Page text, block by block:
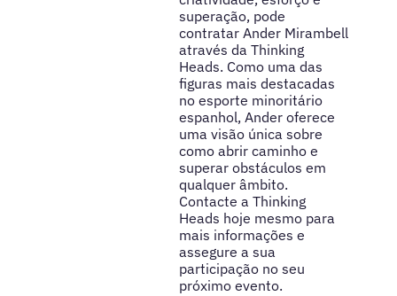
superação, pode
contratar Ander Mirambell
através da Thinking
Heads. Como uma das
figuras mais destacadas
no esporte minoritário
espanhol, Ander oferece
uma visão única sobre
como abrir caminho e
superar obstáculos em
qualquer âmbito.
Contacte a Thinking
Heads hoje mesmo para
mais informações e
assegure a sua
participação no seu
próximo evento.